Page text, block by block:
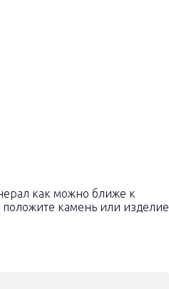
как можно ближе к
положите камень или изделие